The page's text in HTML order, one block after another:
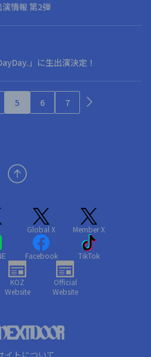
情報 第2弾
」に生出演決定！
5 6 7
Global X Member X
Facebook TikTok
KOZ
Website
Official
Website
イトについて